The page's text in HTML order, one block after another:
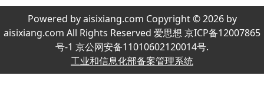
Powered by aisixiang.com Copyright © 2026 by
aisixiang.com All Rights Reserved 爱思想 京ICP备12007865
号-1 京公网安备11010602120014号.
工业和信息化部备案管理系统